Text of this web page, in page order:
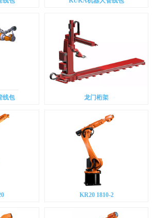
线包 龙门桁架
KR20 1810-2